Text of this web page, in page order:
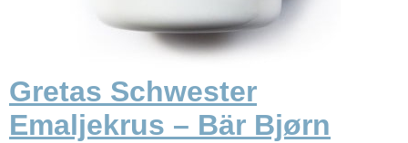
Gretas Schwester
Emaljekrus – Bär Bjørn